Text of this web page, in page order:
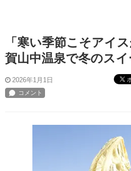
「寒い季節こそアイ
賀山中温泉で冬のス
2026年1月1日